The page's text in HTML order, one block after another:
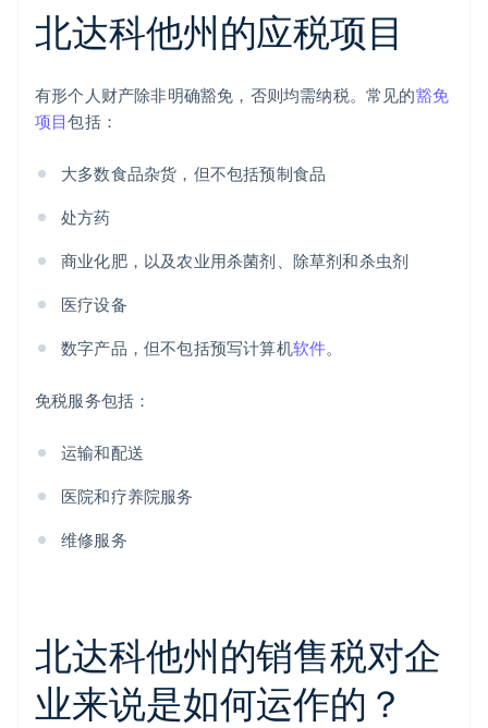
北达科他州的应税项目
有形个人财产除非明确豁免，否则均需纳税。常见的豁免
项目包括：
大多数食品杂货，但不包括预制食品
处方药
商业化肥，以及农业用杀菌剂、除草剂和杀虫剂
医疗设备
数字产品，但不包括预写计算机软件。
免税服务包括：
运输和配送
医院和疗养院服务
维修服务
北达科他州的销售税对企
业来说是如何运作的？